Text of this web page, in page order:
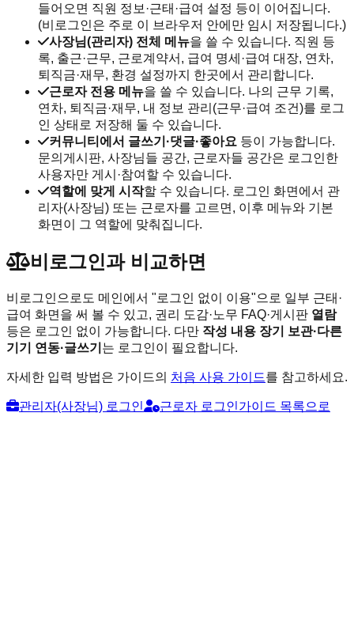
들어오면 직원 정보·근태·급여 설정 등이 이어집니다.
(비로그인은 주로 이 브라우저 안에만 임시 저장됩니다.)
사장님(관리자) 전체 메뉴을 쓸 수 있습니다. 직원 등
록, 출근·근무, 근로계약서, 급여 명세·급여 대장, 연차,
퇴직금·재무, 환경 설정까지 한곳에서 관리합니다.
근로자 전용 메뉴을 쓸 수 있습니다. 나의 근무 기록,
연차, 퇴직금·재무, 내 정보 관리(근무·급여 조건)를 로그
인 상태로 저장해 둘 수 있습니다.
커뮤니티에서 글쓰기·댓글·좋아요 등이 가능합니다.
문의게시판, 사장님들 공간, 근로자들 공간은 로그인한
사용자만 게시·참여할 수 있습니다.
역할에 맞게 시작할 수 있습니다. 로그인 화면에서 관
리자(사장님) 또는 근로자를 고르면, 이후 메뉴와 기본
화면이 그 역할에 맞춰집니다.
비로그인과 비교하면
비로그인으로도 메인에서 "로그인 없이 이용"으로 일부 근태·
급여 화면을 써 볼 수 있고, 권리 도감·노무 FAQ·게시판 열람
등은 로그인 없이 가능합니다. 다만 작성 내용 장기 보관·다른
기기 연동·글쓰기 는 로그인이 필요합니다.
자세한 입력 방법은 가이드의 처음 사용 가이드를 참고하세요.
관리자(사장님) 로그인 근로자 로그인가이드 목록으로